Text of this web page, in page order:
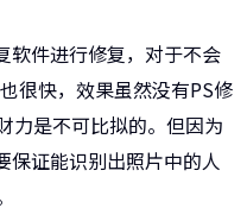
软件进行修复，对于不会
很快，效果虽然没有PS修
力是不可比拟的。但因为
保证能识别出照片中的人